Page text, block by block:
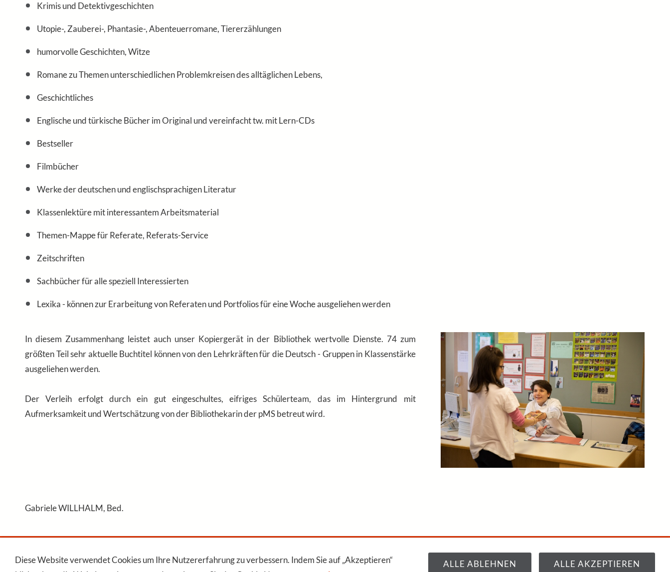
Krimis und Detektivgeschichten
Utopie-, Zauberei-, Phantasie-, Abenteuerromane, Tiererzählungen
humorvolle Geschichten, Witze
Romane zu Themen unterschiedlichen Problemkreisen des alltäglichen Lebens,
Geschichtliches
Englische und türkische Bücher im Original und vereinfacht tw. mit Lern-CDs
Bestseller
Filmbücher
Werke der deutschen und englischsprachigen Literatur
Klassenlektüre mit interessantem Arbeitsmaterial
Themen-Mappe für Referate, Referats-Service
Zeitschriften
Sachbücher für alle speziell Interessierten
Lexika - können zur Erarbeitung von Referaten und Portfolios für eine Woche ausgeliehen werden
In diesem Zusammenhang leistet auch unser Kopiergerät in der Bibliothek wertvolle Dienste. 74 zum
größten Teil sehr aktuelle Buchtitel können von den Lehrkräften für die Deutsch - Gruppen in Klassenstärke
ausgeliehen werden.
Der Verleih erfolgt durch ein gut eingeschultes, eifriges Schülerteam, das im Hintergrund mit
Aufmerksamkeit und Wertschätzung von der Bibliothekarin der pMS betreut wird.
Gabriele WILLHALM, Bed.
Impressum Datenschutz Sitemap
Diese Website verwendet Cookies um Ihre Nutzererfahrung zu verbessern. Indem Sie auf „Akzeptieren“
ALLE AKZEPTIEREN
ALLE ABLEHNEN